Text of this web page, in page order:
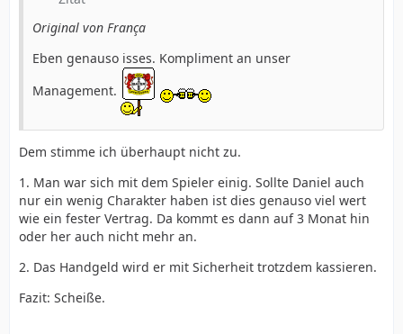
Original von França
Eben genauso isses. Kompliment an unser
Management.
Dem stimme ich überhaupt nicht zu.
1. Man war sich mit dem Spieler einig. Sollte Daniel auch
nur ein wenig Charakter haben ist dies genauso viel wert
wie ein fester Vertrag. Da kommt es dann auf 3 Monat hin
oder her auch nicht mehr an.
2. Das Handgeld wird er mit Sicherheit trotzdem kassieren.
Fazit: Scheiße.